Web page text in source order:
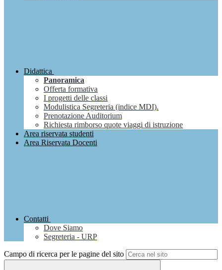
Didattica
Panoramica
Offerta formativa
I progetti delle classi
Modulistica Segreteria (indice MDI).
Prenotazione Auditorium
Richiesta rimborso quote viaggi di istruzione
Area riservata studenti
Area Riservata Docenti
Contatti
Dove Siamo
Segreteria - URP
Campo di ricerca per le pagine del sito